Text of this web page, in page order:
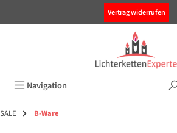
Vertrag widerrufen
Navigation
SALE B-Ware